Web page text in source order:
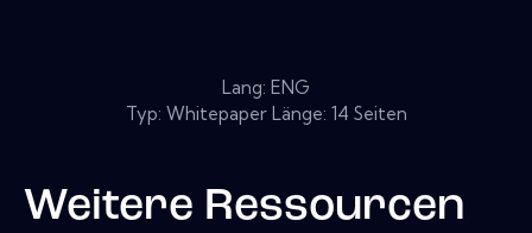
Lang: ENG
Typ: Whitepaper Länge: 14 Seiten
Weitere Ressourcen